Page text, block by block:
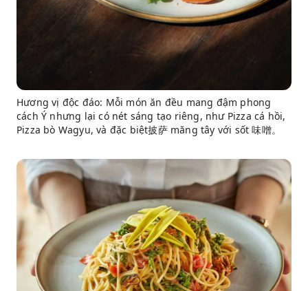
Hương vị độc đáo: Mỗi món ăn đều mang đậm phong
cách Ý nhưng lại có nét sáng tạo riêng, như Pizza cá hồi,
Pizza bò Wagyu, và đặc biệt披萨 măng tây với sốt 味噌。